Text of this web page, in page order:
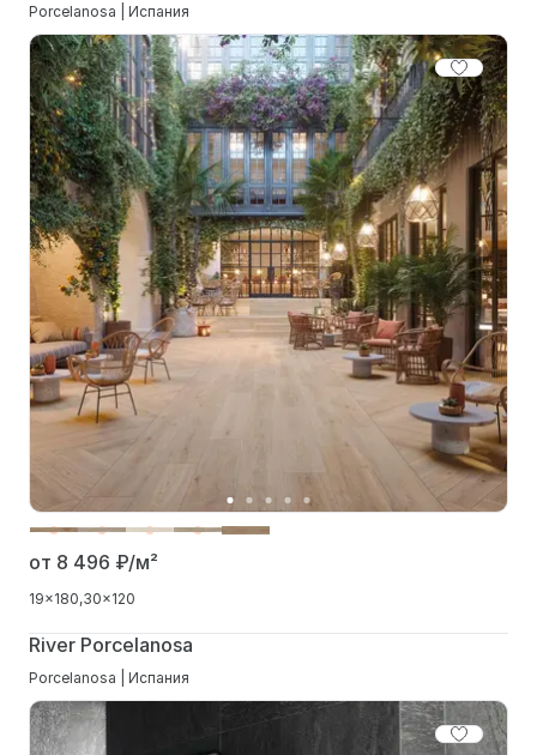
Porcelanosa | Испания
от 8 496 ₽/м²
19x180 30x120
River Porcelanosa
Porcelanosa | Испания